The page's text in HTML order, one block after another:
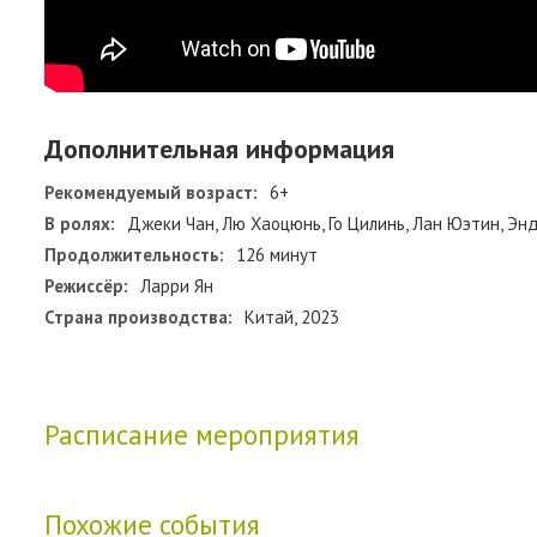
Дополнительная информация
Рекомендуемый возраст: 6+
В ролях:
Джеки Чан, Лю Хаоцюнь, Го Цилинь, Лан Юэтин,
Продолжительность:
126 минут
Режиссёр:
Ларри Ян
Страна производства: Китай, 2023
Расписание мероприятия
Похожие события